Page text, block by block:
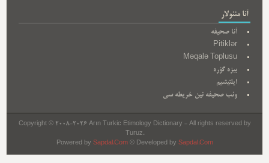
آنا مئنولار
آنا صحیفه
Pitiklər
Məqalə Toplusu
بیزه گؤره
ایلتیشیم
وئب صحیفه نین خریطه سی
Copyright © 2008-2026 Arın Turkic Etimology Dictionary - All rights reserved by
Turuz.
Powered by Sapdal.Com© Developed by Sapdal.Com